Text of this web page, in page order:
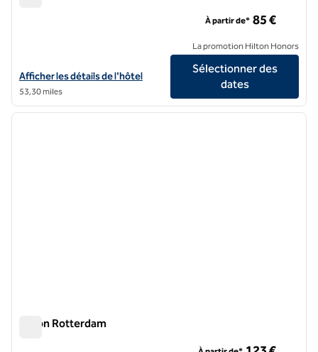
Afficher les détails de l'hôtel Motto by Hilton Rotterdam City Centre
Afficher les détails de l'hôtel
53,30 miles
À partir de* 85 €
La promotion Hilton Honors
Sélectionner des
dates
1/12
1 sur 12
Hilton Rotterdam